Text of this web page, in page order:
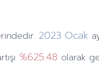
2023 Ocak
%625.48 olarak